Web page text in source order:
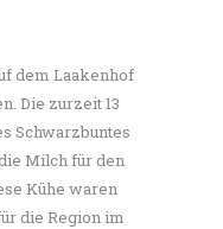
dem Laakenhof
Die zurzeit 13
Schwarzbuntes
Milch für den
Kühe waren
die Region im